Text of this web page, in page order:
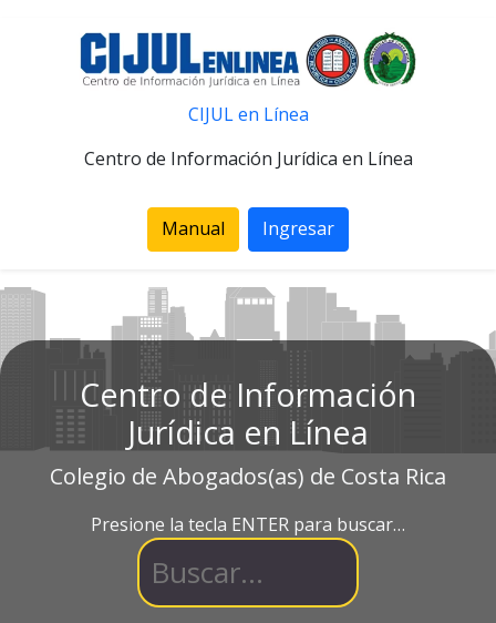
CIJUL en Línea
Centro de Información Jurídica en Línea
Manual Ingresar
Centro de Información
Jurídica en Línea
Colegio de Abogados(as) de Costa Rica
Presione la tecla ENTER para buscar…